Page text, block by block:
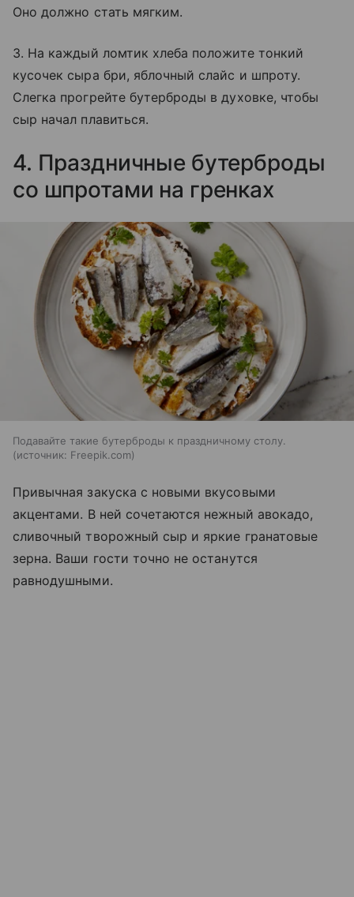
Оно должно стать мягким.
3. На каждый ломтик хлеба положите тонкий
кусочек сыра бри, яблочный слайс и шпроту.
Слегка прогрейте бутерброды в духовке, чтобы
сыр начал плавиться.
4. Праздничные бутерброды
со шпротами на гренках
Подавайте такие бутерброды к праздничному столу.
источник: Freepik.com
Привычная закуска с новыми вкусовыми
акцентами. В ней сочетаются нежный авокадо,
сливочный творожный сыр и яркие гранатовые
зерна. Ваши гости точно не останутся
равнодушными.